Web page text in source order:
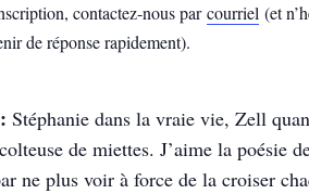
contactez-nous parcourriel (et
de réponse rapidement).
Stéphanie dans la vraie vie, Zell
de miettes. J’aime la poésie
ne plus voir à force de la croiser